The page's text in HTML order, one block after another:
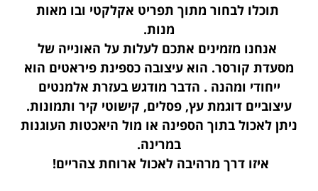
תוכלו לבחור מתוך תפריט אקלקטי ובו מאות
מנות.
אנחנו מזמינים אתכם לעלות על האונייה של
מסעדת קורסר. הוא עיצובה כספינת פיראטים הוא
ייחודי ומהנה . הדבר מודגש בעזרת אלמנטים
עיצוביים דוגמת עץ, פסלים, קישוטי קיר ותמונות.
ניתן לאכול בתוך הספינה או מול היאכטות העוגנות
במרינה.
איזו דרך מרהיבה לאכול ארוחת צהריים!